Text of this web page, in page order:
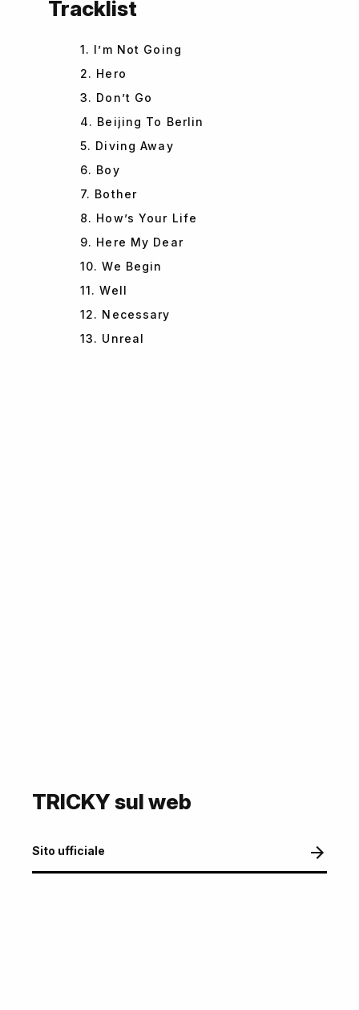
Tracklist
1. I’m Not Going
2. Hero
3. Don’t Go
4. Beijing To Berlin
5. Diving Away
6. Boy
7. Bother
8. How’s Your Life
9. Here My Dear
10. We Begin
11. Well
12. Necessary
13. Unreal
TRICKY sul web
Sito ufficiale